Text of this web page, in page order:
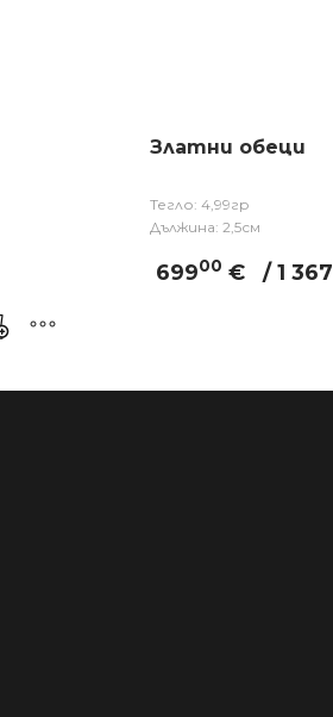
Златни обеци
Тегло: 4,99гр
Дължина: 2,5см
69900 € / 1 367